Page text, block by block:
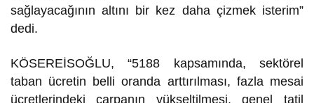
sağlayacağının altını bir kez daha çizmek isterim”
dedi.
KÖSEREİSOĞLU, “5188 kapsamında, sektörel
taban ücretin belli oranda arttırılması, fazla mesai
ücretlerindeki çarpanın yükseltilmesi, genel tatil